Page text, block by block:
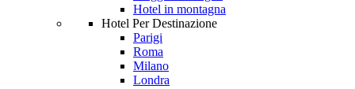
Hotel in montagna
Hotel Per Destinazione
Parigi
Roma
Milano
Londra